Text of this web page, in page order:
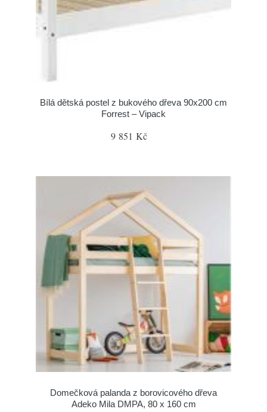
Bílá dětská postel z bukového dřeva 90x200 cm
Forrest – Vipack
9 851 Kč
Domečková palanda z borovicového dřeva
Adeko Mila DMPA, 80 x 160 cm